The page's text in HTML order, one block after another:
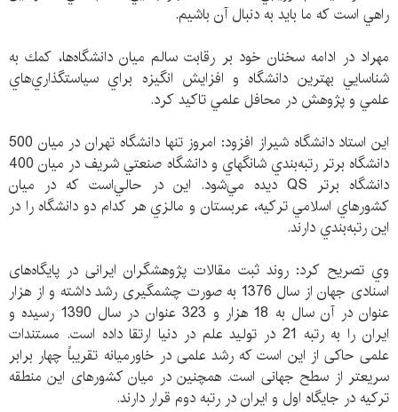
راهي است كه ما بايد به دنبال آن باشيم.
مهراد در ادامه سخنان خود بر رقابت سالم ميان دانشگاه‌ها، كمك به
شناسايي بهترين دانشگاه و افزايش انگيزه براي سياستگذاري‌هاي
علمي و پژوهش در محافل علمي تاكيد كرد.
اين استاد دانشگاه شيراز افزود: امروز تنها دانشگاه تهران در ميان 500
دانشگاه برتر رتبه‌بندي شانگهاي و دانشگاه صنعتي شريف در ميان 400
دانشگاه برتر QS ديده مي‌شود. اين در حالي‌است كه در ميان
كشورهاي اسلامي تركيه، عربستان و مالزي هر كدام دو دانشگاه را در
اين رتبه‌بندي دارند.
وي تصريح كرد: روند ثبت مقالات پژوهشگران ایرانی در پایگاه‌های
اسنادی جهان از سال 1376 به صورت چشمگیری رشد داشته و از هزار
عنوان در آن سال به 18 هزار و 323 عنوان در سال 1390 رسیده و
ایران را به رتبه 21 در تولید علم در دنیا ارتقا داده است. مستندات
علمی حاکی از این است که رشد علمی در خاورمیانه تقریباً چهار برابر
سریعتر از سطح جهانی است. همچنین در میان کشورهای این منطقه
ترکیه در جایگاه اول و ایران در رتبه دوم قرار دارند.